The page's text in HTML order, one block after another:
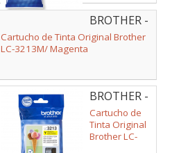
Amarillo
BROTHER -
LC3213M
Cartucho de Tinta Original Brother
LC-3213M/ Magenta
BROTHER -
LC3213Y
Cartucho de
Tinta Original
Brother LC-